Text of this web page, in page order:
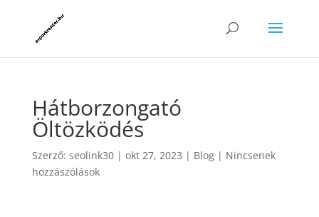
Hátborzongató
Öltözködés
Szerző: seolink30| okt 27, 2023 | Blog| Nincsenek
hozzászólások